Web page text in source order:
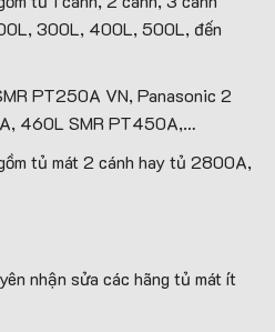
300L, 400L, 500L, đến
PT250A VN, Panasonic 2
460L SMR PT450A,…
tủ mát 2 cánh hay tủ 2800A,
nhận sửa các hãng tủ mát ít